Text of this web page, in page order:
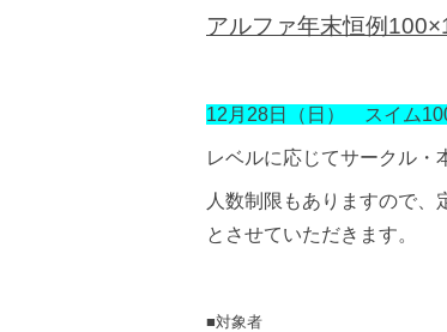
アルファ年末恒例
12月28日（日） スイム
レベルに応じてサークル・
人数制限もありますので、
とさせていただきます。
■対象者